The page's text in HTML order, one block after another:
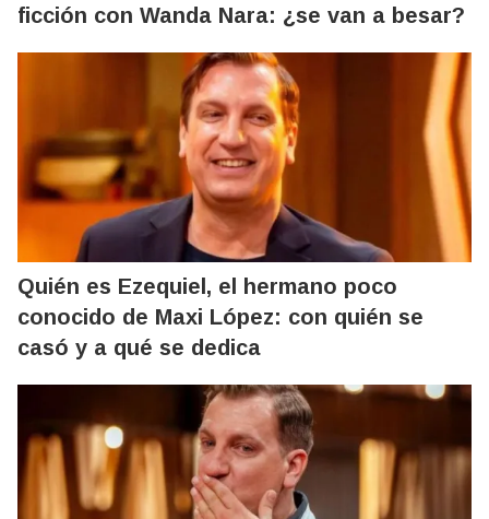
ficción con Wanda Nara: ¿se van a besar?
Quién es Ezequiel, el hermano poco
conocido de Maxi López: con quién se
casó y a qué se dedica